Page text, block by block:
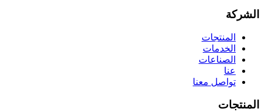
الشركة
المنتجات
الخدمات
الصناعات
عنا
تواصل معنا
المنتجات